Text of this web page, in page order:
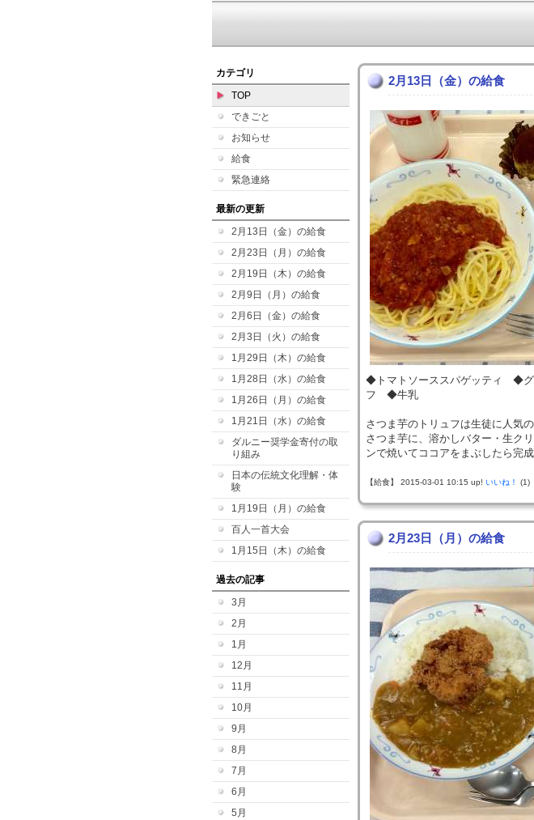
カテゴリ
TOP
できごと
お知らせ
給食
緊急連絡
最新の更新
2月13日（金）の給食
2月23日（月）の給食
2月19日（木）の給食
2月9日（月）の給食
2月6日（金）の給食
2月3日（火）の給食
1月29日（木）の給食
1月28日（水）の給食
1月26日（月）の給食
1月21日（水）の給食
ダルニー奨学金寄付の取
り組み
日本の伝統文化理解・体
験
1月19日（月）の給食
百人一首大会
1月15日（木）の給食
過去の記事
3月
2月
1月
12月
11月
10月
9月
8月
7月
6月
5月
2月13日（金）の給食
◆トマトソーススパゲッティ ◆
フ ◆牛乳
さつま芋のトリュフは生徒に人気
さつま芋に、溶かしバター・生ク
ンで焼いてココアをまぶしたら完成
【給食】 2015-03-01 10:15 up! いいね！ (1)
2月23日（月）の給食